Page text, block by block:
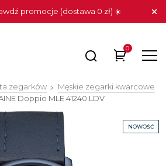
promocje (dostawa 0 zł) ☀️
0
zegarków
Męskie zegarki kwarcowe
Doppio MLE.41240.LDV
NOWOŚĆ